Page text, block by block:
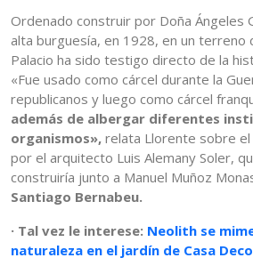
Ordenado construir por Doña Ángeles
alta burguesía, en 1928, en un terreno
Palacio ha sido testigo directo de la
«Fue usado como cárcel durante la
republicanos y luego como cárcel
además de albergar diferentes
organismos», relata Llorente sobre
por el arquitecto Luis Alemany Soler,
construiría junto a Manuel Muñoz
Santiago Bernabeu.
· Tal vez le interese: Neolith se
naturaleza en el jardín de Casa